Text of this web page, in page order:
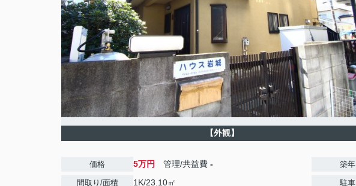
【外観】
価格 5万円 管理/共益費 -
間取り/面積 1K/23.10㎡
築年
駐車